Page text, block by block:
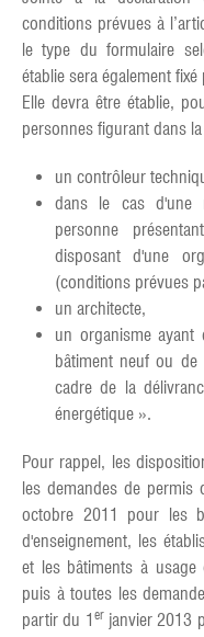
conditions prévues à
le type du formulaire
établie sera également
Elle devra être établie,
personnes figurant dans
un contrôleur
dans le cas d'une
personne
disposant d'une
(conditions prévues
un architecte,
un organisme ayant
bâtiment neuf ou
cadre de la
énergétique ».
Pour rappel, les
les demandes de
octobre 2011 pour les
d'enseignement, les
et les bâtiments à usage
puis à toutes les
partir du 1 erjanvier 2013